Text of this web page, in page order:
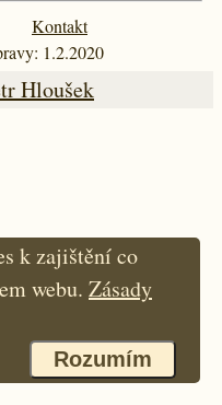
Kontakt
1.2.2020
Hloušek
k zajištění co
webu. Zásady
Rozumím